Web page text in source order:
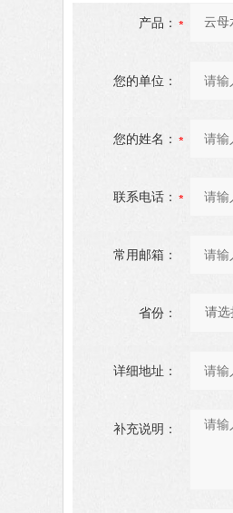
产品：
您的单位：
您的姓名：
联系电话：
常用邮箱：
省份：
详细地址：
补充说明：